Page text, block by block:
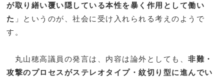
が取り繕い覆い隠している本性を暴く作用として働い
た 」というのが、社会に受け入れられる考えのようで
す。
丸山穂高議員の発言は、内容は論外としても、非難・
攻撃のプロセスがステレオタイプ・紋切り型に進んでい